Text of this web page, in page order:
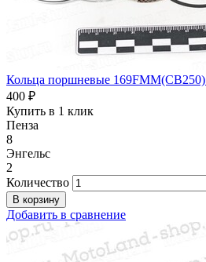
Кольца поршневые 169FMM(CB250)
400 ₽
Купить в 1 клик
Пенза
8
Энгельс
2
Количество
Добавить в сравнение